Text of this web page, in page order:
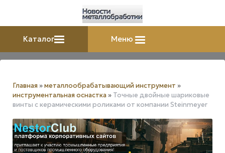
Каталог Меню
Главная »металлообрабатывающий инструмент »
инструментальная оснастка » Точные двойные шариковые
винты с керамическими роликами от компании Steinmeyer